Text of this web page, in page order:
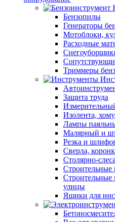
Бензопилы
Генераторы
Мотоблоки,
Расходные
Триммеры
Защита труда
Изолента,
Лампы
Малярный и
Резка и
Сверла,
Столярно-
Строительные
Строительные
улицы
Ящики для